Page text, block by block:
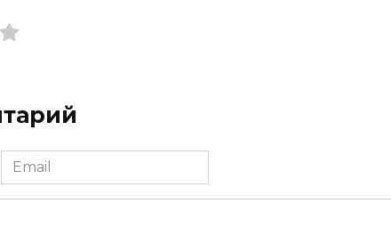
Email
*